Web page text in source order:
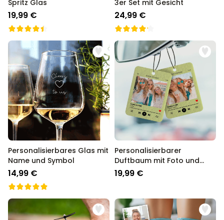
Spritz Glas
19,99 €
3er Set mit Gesicht
24,99 €
Personalisierbares Glas mit
Name und Symbol
14,99 €
Personalisierbarer
Duftbaum mit Foto und
Song
19,99 €